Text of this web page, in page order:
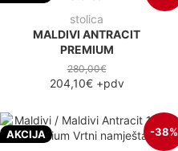
stolica
MALDIVI ANTRACIT
PREMIUM
280,00€
204,10€+pdv
AKCIJA -38%